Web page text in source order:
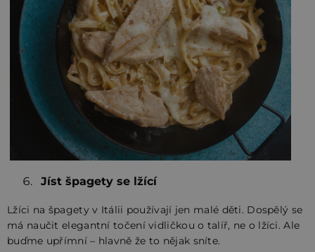
Jíst špagety se lžící
Lžíci na špagety v Itálii používají jen malé děti. Dospělý se
má naučit elegantní točení vidličkou o talíř, ne o lžíci. Ale
buďme upřímní – hlavně že to nějak sníte.